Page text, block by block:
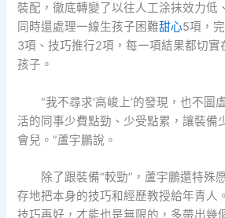
裝配，徹底轉變了以往人工涂抹效力低
同時還處理一線生孩子困難甜心5項，完
3項、技巧推行2項，每一項結果都切實
孩子。
“我不尋求‘高峻上’的發現，也不圖
活的同事少費點勁、少受點累，讓裝備
會兒。”蘆宇鵬說。
除了跟裝備“較勁”，蘆宇鵬還特殊
存地把本身的技巧和經歷教授給年青人
技巧再好，才能也是無限的，多帶出幾